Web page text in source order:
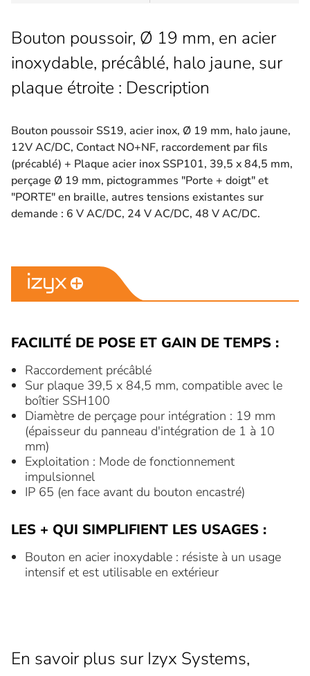
Bouton poussoir, Ø 19 mm, en acier
inoxydable, précâblé, halo jaune, sur
plaque étroite : Description
Bouton poussoir SS19, acier inox, Ø 19 mm, halo jaune,
12V AC/DC, Contact NO+NF, raccordement par fils
(précablé) + Plaque acier inox SSP101, 39,5 x 84,5 mm,
perçage Ø 19 mm, pictogrammes "Porte + doigt" et
"PORTE" en braille, autres tensions existantes sur
demande : 6 V AC/DC, 24 V AC/DC, 48 V AC/DC.
FACILITÉ DE POSE ET GAIN DE TEMPS :
Raccordement précâblé
Sur plaque 39,5 x 84,5 mm, compatible avec le
boîtier SSH100
Diamètre de perçage pour intégration : 19 mm
(épaisseur du panneau d'intégration de 1 à 10
mm)
Exploitation : Mode de fonctionnement
impulsionnel
IP 65 (en face avant du bouton encastré)
LES + QUI SIMPLIFIENT LES USAGES :
Bouton en acier inoxydable : résiste à un usage
intensif et est utilisable en extérieur
En savoir plus sur Izyx Systems,